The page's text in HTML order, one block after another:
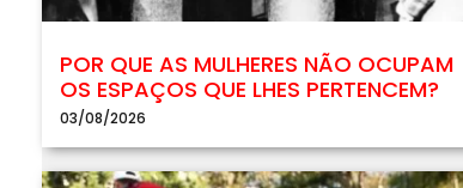
POR QUE AS MULHERES NÃO OCUPAM
OS ESPAÇOS QUE LHES PERTENCEM?
03/08/2026